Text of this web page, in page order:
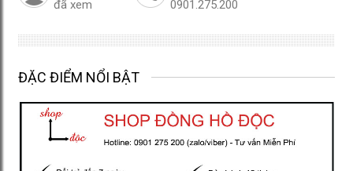
đã xem
0901.275.200
ĐẶC ĐIỂM NỔI BẬT